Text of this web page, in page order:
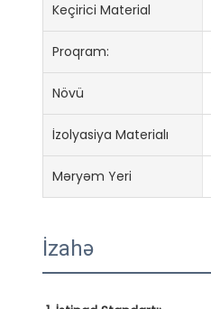
Keçirici Material
Proqram:
Növü
İzolyasiya Materialı
Məryəm Yeri
İzahə